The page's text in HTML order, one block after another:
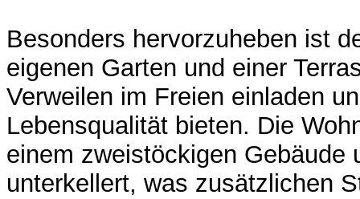
Besonders hervorzuheben ist
eigenen Garten und einer
Verweilen im Freien einladen
Lebensqualität bieten. Die
einem zweistöckigen Gebäude
unterkellert, was zusätzlichen